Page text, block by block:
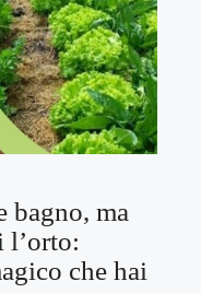
bagno, ma
l’orto:
che hai